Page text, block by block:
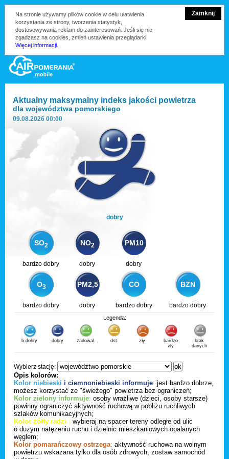
Zamknij
Na stronie używamy plików cookie w celu ułatwienia
korzystania ze strony, tworzenia statystyk,
dostosowywania reklam do zainteresowań. Jeśli się nie
zgadzasz na cookies, zmień ustawienia przeglądarki.
Więcej informacji.
Aktualny maksymalny indeks jakości powietrza
dla województwa pomorskiego
09.08.2026 00:00
dobry
SO2 NO2 PM10
bardzo dobry dobry dobry
O3 PM2,5 CO BZN
bardzo dobry dobry bardzo dobry bardzo dobry
Legenda:
b.dobry dobry zadowal. dst. zły
bardzo
zły
brak
danych
Wybierz stację:
Opis kolorów:
Kolor niebieski i ciemnoniebieski informuje: jest bardzo dobrze,
możesz korzystać ze "świeżego" powietrza bez ograniczeń;
Kolor zielony informuje: osoby wrażliwe (dzieci, osoby starsze)
powinny ograniczyć aktywność ruchową w pobliżu ruchliwych
szlaków komunikacyjnych;
Kolor żółty radzi : wybieraj na spacer tereny odległe od ulic
o dużym natężeniu ruchu i dzielnic mieszkaniowych opalanych
węglem;
Kolor pomarańczowy ostrzega: aktywność ruchowa na wolnym
powietrzu wskazana tylko dla osób zdrowych, zostaw samochód